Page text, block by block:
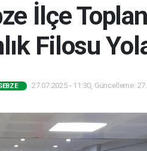
İlçe
Filosu
27.07.2025 - 11:30, Güncelleme: